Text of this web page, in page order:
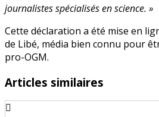
journalistes spécialisés en science. »
Cette déclaration a été mise en
de Libé, média bien connu pour
pro-OGM.
Articles similaires